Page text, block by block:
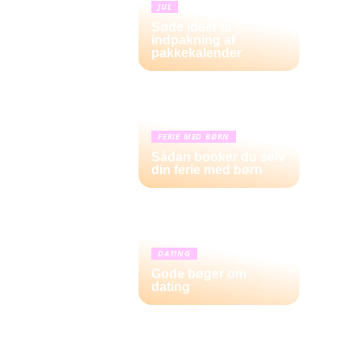
JUL
Søde ideer til
indpakning af
pakkekalender
FERIE MED BØRN
Sådan booker du selv
din ferie med børn
DATING
Gode bøger om
dating